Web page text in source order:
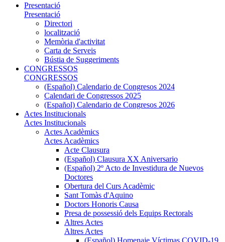
Presentació
Presentació
Directori
localització
Memòria d'activitat
Carta de Serveis
Bústia de Suggeriments
CONGRESSOS
CONGRESSOS
(Español) Calendario de Congresos 2024
Calendari de Congressos 2025
(Español) Calendario de Congresos 2026
Actes Institucionals
Actes Institucionals
Actes Acadèmics
Actes Acadèmics
Acte Clausura
(Español) Clausura XX Aniversario
(Español) 2º Acto de Investidura de Nuevos
Doctores
Obertura del Curs Acadèmic
Sant Tomàs d'Aquino
Doctors Honoris Causa
Presa de possessió dels Equips Rectorals
Altres Actes
Altres Actes
(Español) Homenaje Víctimas COVID-19